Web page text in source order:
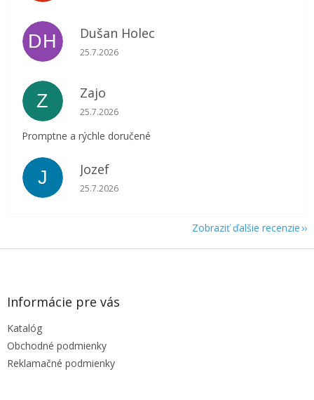
DH Dušan Holec
Hodnotenie obchodu je 5 z 5 hviezdičiek.
25.7.2026
Z Zajo
Hodnotenie obchodu je 5 z 5 hviezdičiek.
25.7.2026
Promptne a rýchle doručené
J Jozef
Hodnotenie obchodu je 5 z 5 hviezdičiek.
25.7.2026
Zobraziť ďalšie recenzie
Z
Informácie pre vás
Katalóg
Obchodné podmienky
Reklamačné podmienky